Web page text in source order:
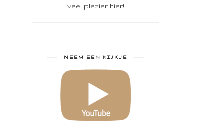
veel plezier hier!
NEEM EEN KIJKJE